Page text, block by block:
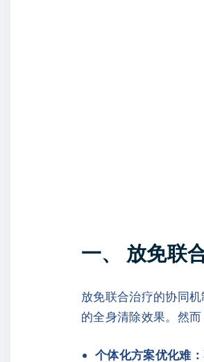
一、 放免联
放免联合治疗的协同
的全身清除效果。然
个体化方案优化难：